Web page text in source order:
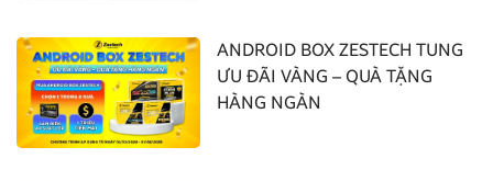
ANDROID BOX ZESTECH TUNG
ƯU ĐÃI VÀNG – QUÀ TẶNG
HÀNG NGÀN